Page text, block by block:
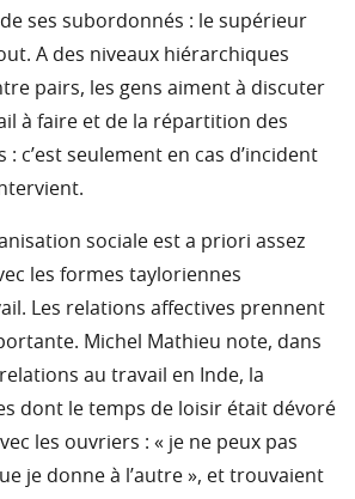
ses subordonnés : le supérieur
A des niveaux hiérarchiques
pairs, les gens aiment à discuter
à faire et de la répartition des
: c’est seulement en cas d’incident
sociale est a priori assez
les formes tayloriennes
Les relations affectives prennent
Michel Mathieu note, dans
au travail en Inde, la
dont le temps de loisir était dévoré
les ouvriers : « je ne peux pas
je donne à l’autre », et trouvaient